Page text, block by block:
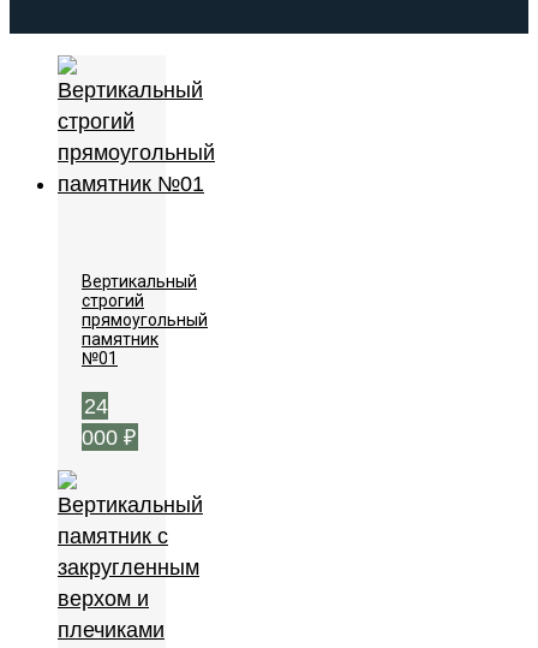
Вертикальный
строгий
прямоугольный
памятник
№01
24
000 ₽